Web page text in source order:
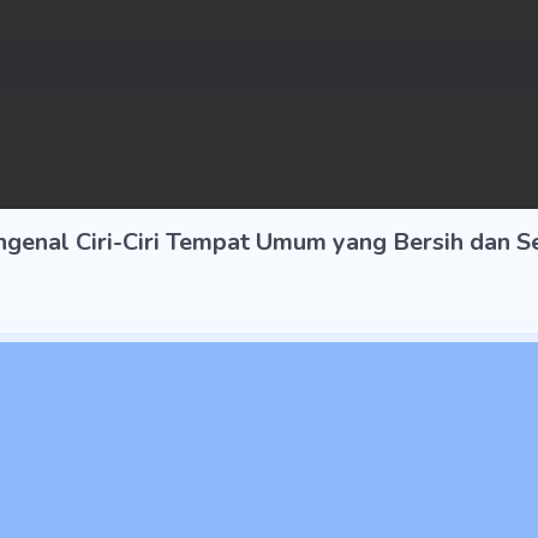
Ciri-Ciri Tempat Umum yang Bersih dan